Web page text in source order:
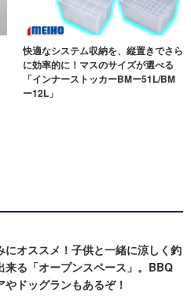
快適なシステム収納を、縦置きでさら
に効率的に！マスのサイズが選べる
「インナーストッカーBMー51L/BM
ー12L」
にオススメ！子供と一緒に涼しく釣
来る「オープンスペース」。BBQ
やドッグランもあるぞ！